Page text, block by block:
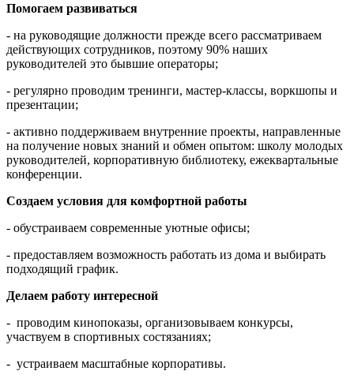
Помогаем развиваться
- на руководящие должности прежде всего рассматриваем
действующих сотрудников, поэтому 90% наших
руководителей это бывшие операторы;
- регулярно проводим тренинги, мастер-классы, воркшопы и
презентации;
- активно поддерживаем внутренние проекты, направленные
на получение новых знаний и обмен опытом: школу молодых
руководителей, корпоративную библиотеку, ежеквартальные
конференции.
Создаем условия для комфортной работы
- обустраиваем современные уютные офисы;
- предоставляем возможность работать из дома и выбирать
подходящий график.
Делаем работу интересной
- проводим кинопоказы, организовываем конкурсы,
участвуем в спортивных состязаниях;
- устраиваем масштабные корпоративы.